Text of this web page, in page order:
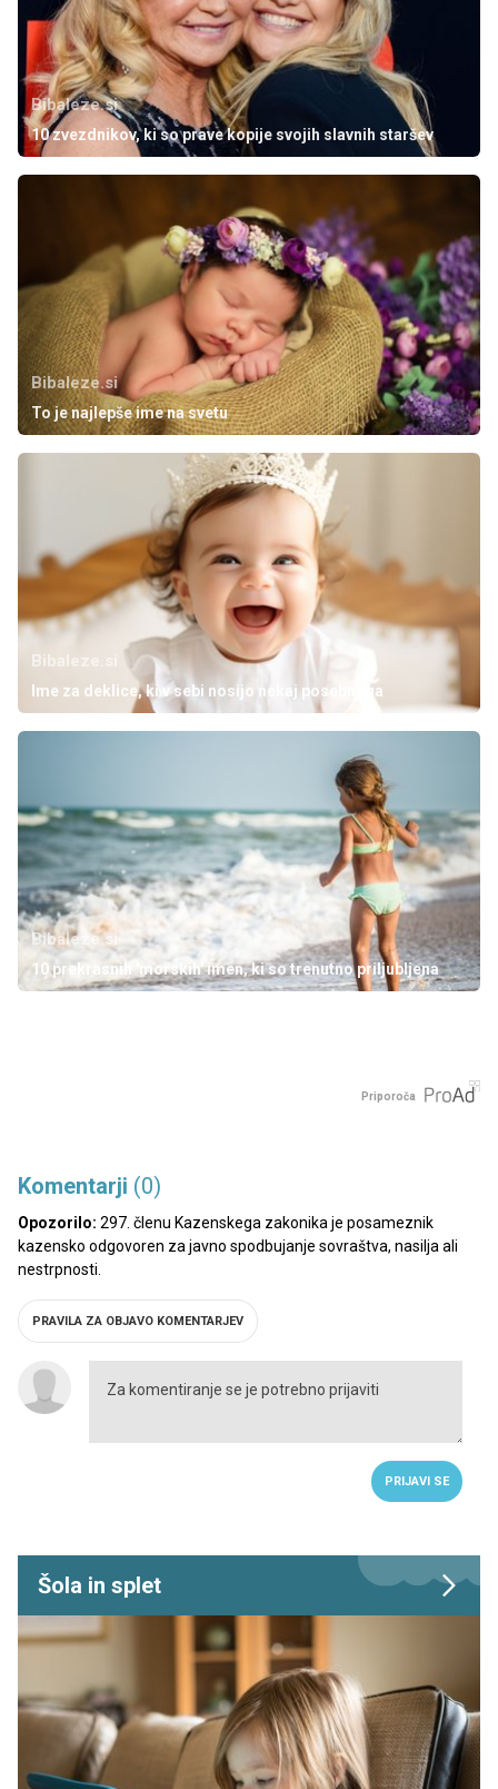
Bibaleze.si
10 zvezdnikov, ki so prave kopije svojih slavnih staršev
Bibaleze.si
To je najlepše ime na svetu
Bibaleze.si
Ime za deklice, ki v sebi nosijo nekaj posebnega
Bibaleze.si
10 prekrasnih 'morskih' imen, ki so trenutno priljubljena
Priporoča
Komentarji (0)
Opozorilo: 297. členu Kazenskega zakonika je posameznik
kazensko odgovoren za javno spodbujanje sovraštva, nasilja ali
nestrpnosti.
PRAVILA ZA OBJAVO KOMENTARJEV
PRIJAVI SE
Šola in splet